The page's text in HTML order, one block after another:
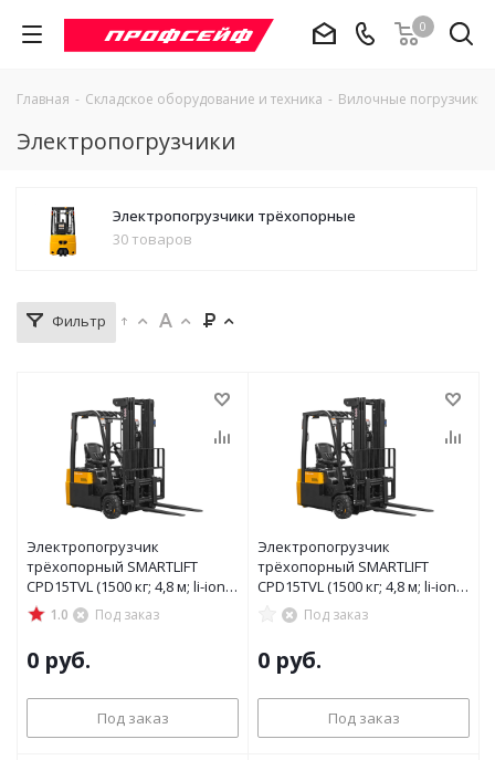
0
Главная - Складское оборудование и техника - Вилочные погрузчики
Электропогрузчики
Электропогрузчики трёхопорные
30 товаров
Фильтр
Электропогрузчик
трёхопорный SMARTLIFT
CPD15TVL (1500 кг; 4,8 м; li-ion
80В / 205Ач)
1.0 Под заказ
0 руб.
Под заказ
Электропогрузчик
трёхопорный SMARTLIFT
CPD15TVL (1500 кг; 4,8 м; li-ion
80В / 150Ач)Под заказ
0 руб.
Под заказ